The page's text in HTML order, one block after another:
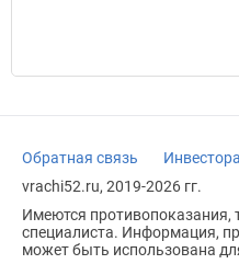
Обратная связь
vrachi52.ru, 2019-2026 гг.
Имеются противопоказания,
специалиста. Информация,
может быть использована